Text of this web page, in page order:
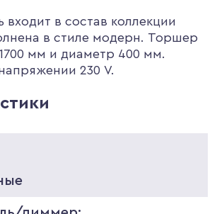
входит в состав коллекции
в стиле модерн. Торшер
мм и диаметр 400 мм.
230 V.